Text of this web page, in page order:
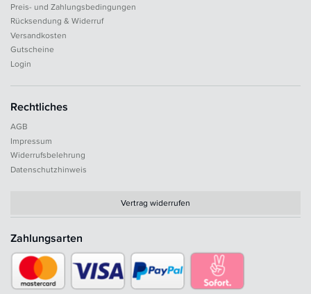
Preis- und Zahlungsbedingungen
Rücksendung & Widerruf
Versandkosten
Gutscheine
Login
Rechtliches
AGB
Impressum
Widerrufsbelehrung
Datenschutzhinweis
Vertrag widerrufen
Zahlungsarten